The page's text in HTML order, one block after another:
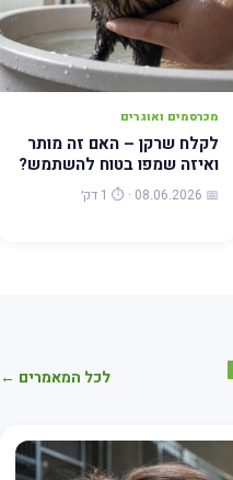
מכרסמים ואוגרים
לקלח שרקן – האם זה מותר
ואיזה שמפו בטוח להשתמש?
📅 08.06.2026 · ⏱️ 1 דק׳
לכל המאמרים ←